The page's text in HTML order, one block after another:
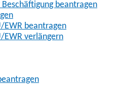
beantragen
EWR beantragen
EWR verlängern